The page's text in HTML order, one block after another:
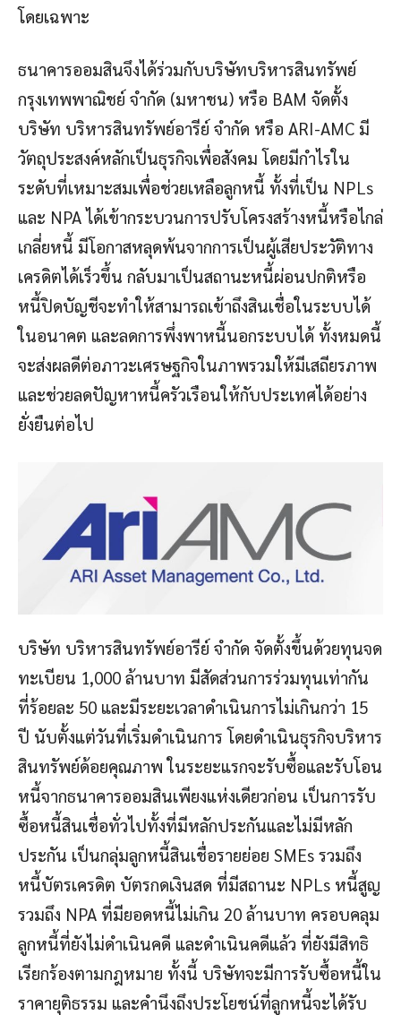
โดยเฉพาะ
ธนาคารออมสินจึงได้ร่วมกับบริษัทบริหารสินทรัพย์
กรุงเทพพาณิชย์ จำกัด (มหาชน) หรือ BAM จัดตั้ง
บริษัท บริหารสินทรัพย์อารีย์ จำกัด หรือ ARI-AMC มี
วัตถุประสงค์หลักเป็นธุรกิจเพื่อสังคม โดยมีกำไรใน
ระดับที่เหมาะสมเพื่อช่วยเหลือลูกหนี้ ทั้งที่เป็น NPLs
และ NPA ได้เข้ากระบวนการปรับโครงสร้างหนี้หรือไกล่
เกลี่ยหนี้ มีโอกาสหลุดพ้นจากการเป็นผู้เสียประวัติทาง
เครดิตได้เร็วขึ้น กลับมาเป็นสถานะหนี้ผ่อนปกติหรือ
หนี้ปิดบัญชีจะทำให้สามารถเข้าถึงสินเชื่อในระบบได้
ในอนาคต และลดการพึ่งพาหนี้นอกระบบได้ ทั้งหมดนี้
จะส่งผลดีต่อภาวะเศรษฐกิจในภาพรวมให้มีเสถียรภาพ
และช่วยลดปัญหาหนี้ครัวเรือนให้กับประเทศได้อย่าง
ยั่งยืนต่อไป
บริษัท บริหารสินทรัพย์อารีย์ จำกัด จัดตั้งขึ้นด้วยทุนจด
ทะเบียน 1,000 ล้านบาท มีสัดส่วนการร่วมทุนเท่ากัน
ที่ร้อยละ 50 และมีระยะเวลาดำเนินการไม่เกินกว่า 15
ปี นับตั้งแต่วันที่เริ่มดำเนินการ โดยดำเนินธุรกิจบริหาร
สินทรัพย์ด้อยคุณภาพ ในระยะแรกจะรับซื้อและรับโอน
หนี้จากธนาคารออมสินเพียงแห่งเดียวก่อน เป็นการรับ
ซื้อหนี้สินเชื่อทั่วไปทั้งที่มีหลักประกันและไม่มีหลัก
ประกัน เป็นกลุ่มลูกหนี้สินเชื่อรายย่อย SMEs รวมถึง
หนี้บัตรเครดิต บัตรกดเงินสด ที่มีสถานะ NPLs หนี้สูญ
รวมถึง NPA ที่มียอดหนี้ไม่เกิน 20 ล้านบาท ครอบคลุม
ลูกหนี้ที่ยังไม่ดำเนินคดี และดำเนินคดีแล้ว ที่ยังมีสิทธิ
เรียกร้องตามกฎหมาย ทั้งนี้ บริษัทจะมีการรับซื้อหนี้ใน
ราคายุติธรรม และคำนึงถึงประโยชน์ที่ลูกหนี้จะได้รับ